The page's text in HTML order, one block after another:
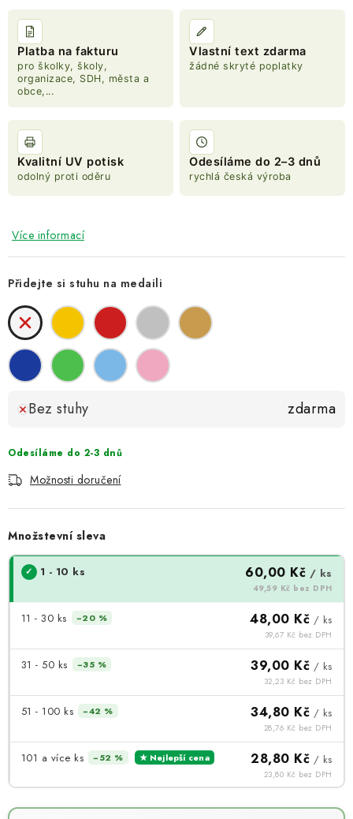
Platba na fakturu
pro školky, školy,
organizace, SDH, města a
obce,...
Vlastní text zdarma
žádné skryté poplatky
Kvalitní UV potisk
odolný proti oděru
Odesíláme do 2–3 dnů
rychlá česká výroba
Více informací
Přidejte si stuhu na medaili
Bez stuhy zdarma
Odesíláme do 2-3 dnů
Možnosti doručení
Množstevní sleva
1 - 10 ks 60,00 Kč / ks
49,59 Kč bez DPH
11 - 30 ks −20 % 48,00 Kč / ks
39,67 Kč bez DPH
31 - 50 ks −35 % 39,00 Kč / ks
32,23 Kč bez DPH
51 - 100 ks −42 % 34,80 Kč / ks
28,76 Kč bez DPH
101 a více ks −52 % ★ Nejlepší cena 28,80 Kč / ks
23,80 Kč bez DPH